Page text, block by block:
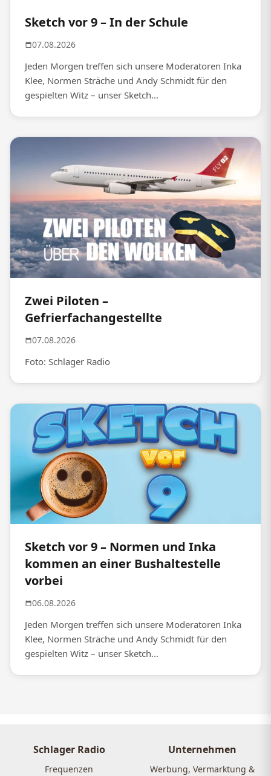
Sketch vor 9 – In der Schule
07.08.2026
Jeden Morgen treffen sich unsere Moderatoren Inka
Klee, Normen Sträche und Andy Schmidt für den
gespielten Witz – unser Sketch...
Zwei Piloten –
Gefrierfachangestellte
07.08.2026
Foto: Schlager Radio
Sketch vor 9 – Normen und Inka
kommen an einer Bushaltestelle
vorbei
06.08.2026
Jeden Morgen treffen sich unsere Moderatoren Inka
Klee, Normen Sträche und Andy Schmidt für den
gespielten Witz – unser Sketch...
Schlager Radio
Frequenzen
Unternehmen
Werbung, Vermarktung &